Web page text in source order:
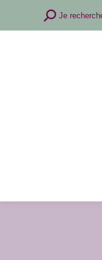
Recherche
Je